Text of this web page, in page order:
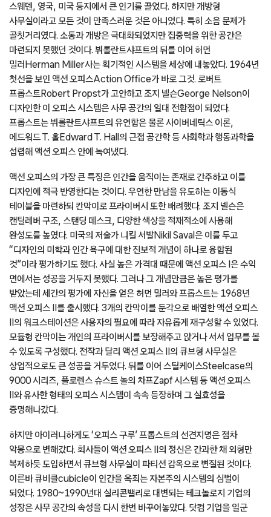
스웨덴, 영국, 미국 등지에서 큰 인기를 끌었다. 하지만 개방형
사무실이라고 모든 것이 만족스러운 것은 아니었다. 특히 소음 문제가
골칫거리였다. 소통과 개방은 극대화되었지만 집중력을 위한 공간은
마련되지 못했던 것이다. 뷔롤란트샤프트의 뒤를 이어 허먼
밀러Herman Miller사는 획기적인 시스템을 세상에 내놓았다. 1964년
첫선을 보인 액션 오피스Action Office가 바로 그것. 로버트
프롭스트Robert Propst가 고안하고 조지 넬슨George Nelson이
디자인한 이 오피스 시스템은 사무 공간의 일대 전환점이 되었다.
프롭스트는 뷔롤란트샤프트의 유연함은 물론 사이버네틱스 이론,
에드워드 T. 홀Edward T. Hall의 근접 공간학 등 사회학과 행동과학을
섭렵해 액션 오피스 안에 녹여냈다.
액션 오피스의 가장 큰 특징은 인간을 움직이는 존재로 간주하고 이를
디자인에 적극 반영한다는 것이다. 우연한 만남을 유도하는 이동식
테이블을 마련하되 칸막이로 프라이버시 또한 배려했다. 조지 넬슨은
캔틸레버 구조, 스탠딩 데스크, 다양한 색상을 적재적소에 사용해
완성도를 높였다. 미국의 저술가 니킬 서발Nikil Saval은 이를 두고
“디자인의 미학과 인간 욕구에 대한 진보적 개념이 하나로 융합된
것”이라 평가하기도 했다. 사실 높은 가격대 때문에 액션 오피스 I은 수익
면에서는 성공을 거두지 못했다. 그러나 그 개념만큼은 높은 평가를
받았는데 세간의 평가에 자신을 얻은 허먼 밀러와 프롭스트는 1968년
액션 오피스 II를 출시했다. 3개의 칸막이를 둔각으로 배열한 액션 오피스
II의 워크스테이션은 사용자의 필요에 따라 자유롭게 재구성할 수 있었다.
모듈형 칸막이는 개인의 프라이버시를 보장해주고 앉거나 서서 업무를 볼
수 있도록 구성했다. 전작과 달리 액션 오피스 II의 큐브형 사무실은
상업적으로도 큰 성공을 거두었다. 뒤를 이어 스틸케이스Steelcase의
9000 시리즈, 플로렌스 슈스트 놀의 차프Zapf 시스템 등 액션 오피스
II와 유사한 형태의 오피스 시스템이 속속 등장하며 그 실효성을
증명해나갔다.
하지만 아이러니하게도 ‘오피스 구루’ 프롭스트의 선견지명은 점차
악몽으로 변해갔다. 회사들이 액션 오피스 II의 정신은 간과한 채 외형만
복제하듯 도입하면서 큐브형 사무실이 파티션 감옥으로 변질된 것이다.
이른바 큐비클cubicle이 인간을 옥죄는 자본주의 시스템의 심벌이
되었다. 1980~1990년대 실리콘밸리로 대변되는 테크놀로지 기업의
성장은 사무 공간의 속성을 다시 한번 바꾸어놓았다. 닷컴 기업을 일군